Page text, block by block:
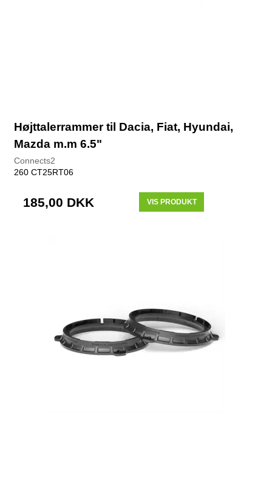
Højttalerrammer til Dacia, Fiat, Hyundai,
Mazda m.m 6.5"
Connects2
260 CT25RT06
185,00 DKK VIS PRODUKT